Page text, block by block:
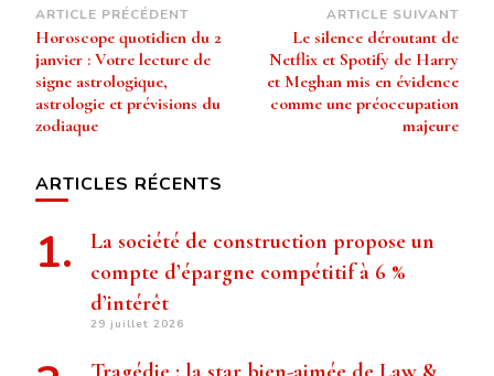
Navigation
d’article
ARTICLE PRÉCÉDENT
Horoscope quotidien du 2
janvier : Votre lecture de
signe astrologique,
astrologie et prévisions du
zodiaque
ARTICLE SUIVANT
Le silence déroutant de
Netflix et Spotify de Harry
et Meghan mis en évidence
comme une préoccupation
majeure
ARTICLES RÉCENTS
La société de construction propose un
compte d’épargne compétitif à 6 %
d’intérêt
29 juillet 2026